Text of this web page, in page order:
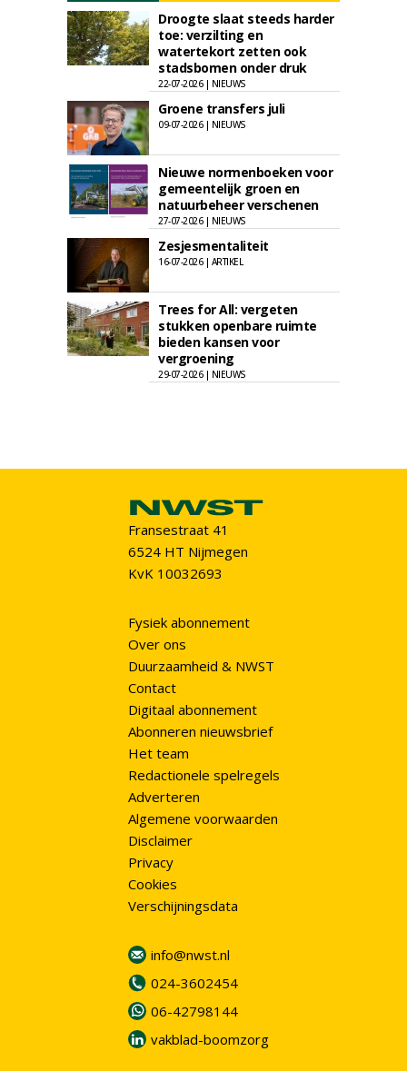
Droogte slaat steeds harder
toe: verzilting en
watertekort zetten ook
stadsbomen onder druk
22-07-2026 | NIEUWS
Groene transfers juli
09-07-2026 | NIEUWS
Nieuwe normenboeken voor
gemeentelijk groen en
natuurbeheer verschenen
27-07-2026 | NIEUWS
Zesjesmentaliteit
16-07-2026 | ARTIKEL
Trees for All: vergeten
stukken openbare ruimte
bieden kansen voor
vergroening
29-07-2026 | NIEUWS
Fransestraat 41
6524 HT Nijmegen
KvK 10032693
Fysiek abonnement
Over ons
Duurzaamheid & NWST
Contact
Digitaal abonnement
Abonneren nieuwsbrief
Het team
Redactionele spelregels
Adverteren
Algemene voorwaarden
Disclaimer
Privacy
Cookies
Verschijningsdata
info@nwst.nl
024-3602454
06-42798144
vakblad-boomzorg